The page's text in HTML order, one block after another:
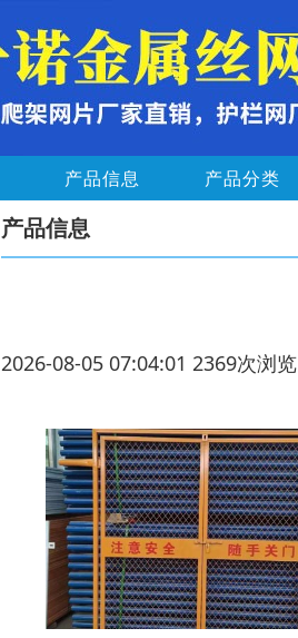
产品信息 产品分类
产品信息
2026-08-05 07:04:01 2369次浏览